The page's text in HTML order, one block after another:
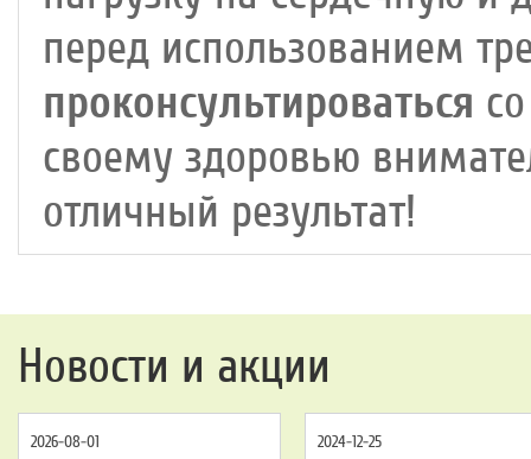
перед использованием
проконсультироваться
своему здоровью
отличный результат!
Новости и акции
2026-08-01 2024-12-25